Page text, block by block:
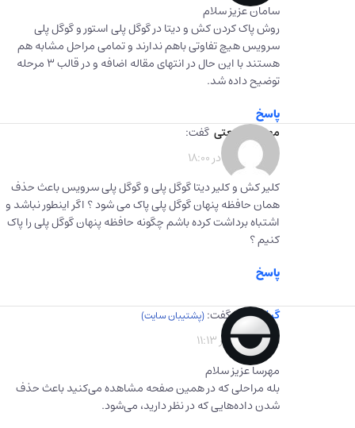
سامان عزیز سلام
روش پاک کردن کش و دیتا در گوگل پلی استور و گوگل پلی
سرویس هیچ تفاوتی باهم ندارند و تمامی مراحل مشابه هم
هستند با این حال در انتهای مقاله اضافه و در قالب ۳ مرحله
توضیح داده شد.
پاسخ
مهرسا شریعتی گفت:
1402-09-30 در 18:00
کلیر کش و کلیر دیتا گوگل پلی و گوگل پلی سرویس باعث حذف
همان حافظه پنهان گوگل پلی پاک می شود ؟ اگر اینطور نباشد و
اشتباه برداشت کرده باشم چگونه حافظه پنهان گوگل پلی را پاک
کنیم ؟
پاسخ
گیفت برگ گفت:
1402-10-01 در 11:13
مهرسا عزیز سلام
بله مراحلی که در همین صفحه مشاهده می‌کنید باعث حذف
شدن داده‌هایی که در نظر دارید، می‌شود.